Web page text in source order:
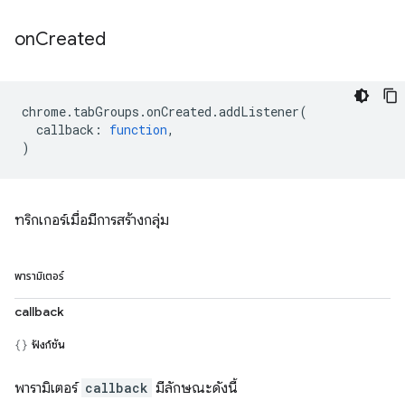
onCreated
chrome. tabGroups .onCreated .addListener(
callback : function,
)
ทริกเกอร์เมื่อมีการสร้างกลุ่ม
พารามิเตอร์
callback
ฟังก์ชัน
พารามิเตอร์ callback มีลักษณะดังนี้